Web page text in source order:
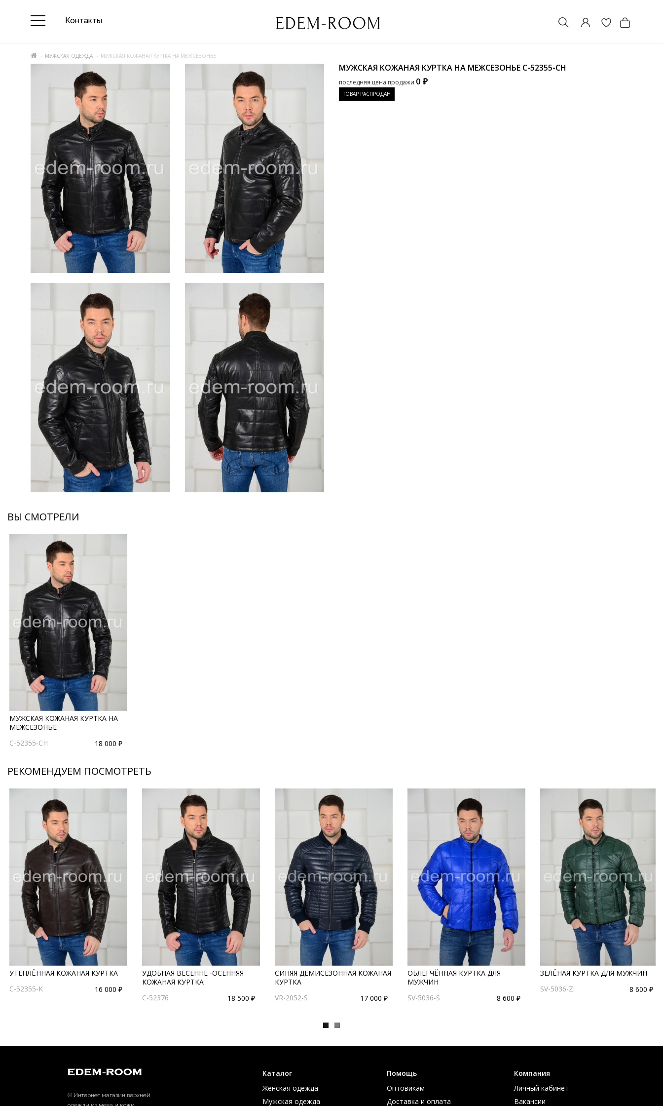
Контакты
МУЖСКАЯ ОДЕЖДА МУЖСКАЯ КОЖАНАЯ КУРТКА НА МЕЖСЕЗОНЬЕ
МУЖСКАЯ КОЖАНАЯ КУРТКА НА МЕЖСЕЗОНЬЕ C-52355-CH
последняя цена продажи 0 ₽
ТОВАР РАСПРОДАН
ВЫ СМОТРЕЛИ
МУЖСКАЯ КОЖАНАЯ КУРТКА НА
МЕЖСЕЗОНЬЕ
C-52355-CH
18 000 ₽
РЕКОМЕНДУЕМ ПОСМОТРЕТЬ
УТЕПЛЁННАЯ КОЖАНАЯ КУРТКА
C-52355-K
16 000 ₽
УДОБНАЯ ВЕСЕННЕ -ОСЕННЯЯ
КОЖАНАЯ КУРТКА
C-52376
18 500 ₽
СИНЯЯ ДЕМИСЕЗОННАЯ КОЖАНАЯ
КУРТКА
VR-2052-S
17 000 ₽
ОБЛЕГЧЁННАЯ КУРТКА ДЛЯ
МУЖЧИН
SV-5036-S
8 600 ₽
ЗЕЛЁНАЯ КУРТКА ДЛЯ МУЖЧИН
SV-5036-Z
8 600 ₽
© Интернет магазин верхней
Каталог
Женская одежда
Мужская одежда
Помощь
Оптовикам
Доставка и оплата
Компания
Личный кабинет
Вакансии